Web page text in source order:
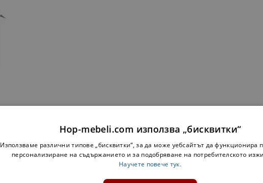
Hop-mebeli.com използва „бисквитки“
Използваме различни типове „бисквитки“, за да може уебсайтът да функционира
персонализиране на съдържанието и за подобряване на потребителското
Научете повече тук.